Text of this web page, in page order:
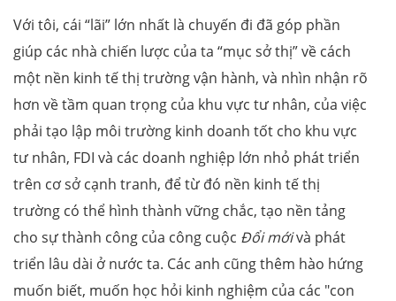
Với tôi, cái “lãi” lớn nhất là chuyến đi đã góp phần
giúp các nhà chiến lược của ta “mục sở thị” về cách
một nền kinh tế thị trường vận hành, và nhìn nhận rõ
hơn về tầm quan trọng của khu vực tư nhân, của việc
phải tạo lập môi trường kinh doanh tốt cho khu vực
tư nhân, FDI và các doanh nghiệp lớn nhỏ phát triển
trên cơ sở cạnh tranh, để từ đó nền kinh tế thị
trường có thể hình thành vững chắc, tạo nền tảng
cho sự thành công của công cuộc Đổi mớivà phát
triển lâu dài ở nước ta. Các anh cũng thêm hào hứng
muốn biết, muốn học hỏi kinh nghiệm của các "con